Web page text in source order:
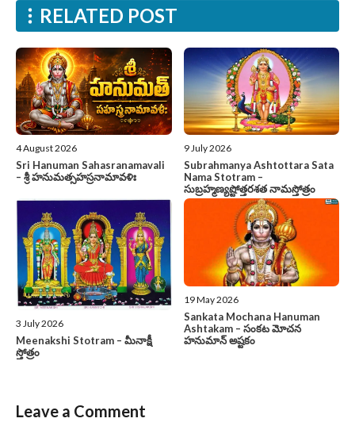
RELATED POST
4 August 2026
Sri Hanuman Sahasranamavali
– శ్రీ హనుమత్సహస్రనామావళిః
9 July 2026
Subrahmanya Ashtottara Sata
Nama Stotram –
సుబ్రహ్మణ్యష్టోత్తరశత నామస్తోత్రం
3 July 2026
Meenakshi Stotram – మీనాక్షీ
స్తోత్రం
19 May 2026
Sankata Mochana Hanuman
Ashtakam – సంకట మోచన
హనుమాన్ అష్టకం
Leave a Comment